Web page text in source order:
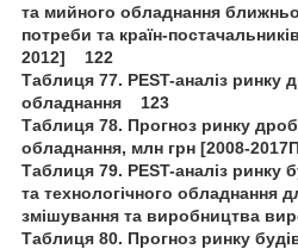
та мийного обладнання
потреби та країн-
2012] 122
Таблиця 77. PEST-аналіз ринку
обладнання 123
Таблиця 78. Прогноз ринку
обладнання, млн грн [2008-
Таблиця 79. PEST-аналіз ринку
та технологічного обладнання
змішування та виробництва
Таблиця 80. Прогноз ринку